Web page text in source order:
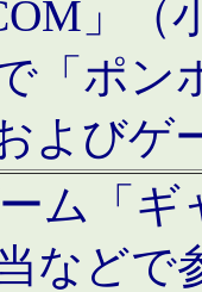
」（
「ポン
よびゲ
ム「
などで